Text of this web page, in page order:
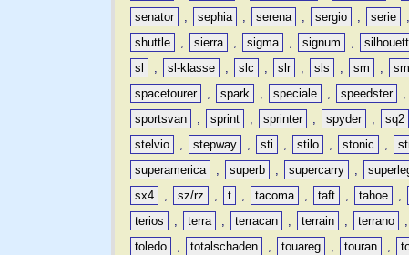
senator
, sephia , serena , sergio , serie ,
shuttle
, sierra , sigma , signum ,
sl
, sl-klasse , slc , slr , sls , sm ,
spacetourer
, spark , speciale , speedster ,
sportsvan
, sprint , sprinter , spyder , sq2
stelvio
, stepway , sti , stilo , stonic ,
superamerica
, superb , supercarry ,
sx4
, sz/rz , t , tacoma , taft , tahoe ,
terios
, terra , terracan , terrain , terrano ,
toledo
, totalschaden , touareg , touran ,